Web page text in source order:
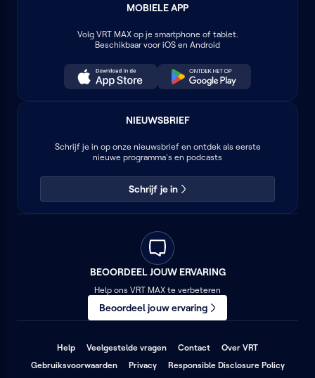
MOBIELE APP
Volg VRT MAXop je smartphone of tablet.
Beschikbaar voor iOS en Android
NIEUWSBRIEF
Schrijf je in op onze nieuwsbrief en ontdek als eerste
nieuwe programma's en podcasts
Schrijf je in
BEOORDEEL JOUW ERVARING
Help ons VRT MAX te verbeteren
Beoordeel jouw ervaring
Help Veelgestelde vragen (opent
een
Contact (opent
een
Over VRT
een
Gebruiksvoorwaarden (opent
Privacy(opentResponsible Disclosure Policy(opent